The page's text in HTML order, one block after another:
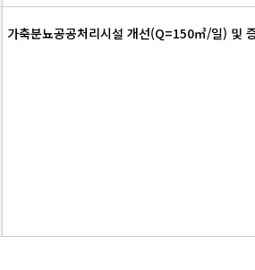
가축분뇨공공처리시설 개선(Q=150㎥/일) 및